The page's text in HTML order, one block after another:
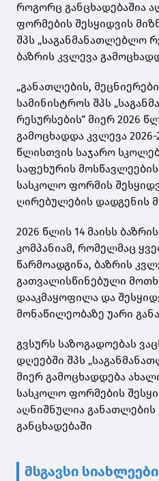
როგორც განცხადებაშია
ფორმების შესყიდვის
შპს „საგანმანათლებლო
ბაზრის კვლევა
„განათლების,
სამინისტროს შპს
რესურსების“ მიერ 2026
გამოცხადდა კვლევა
წლისთვის საჯარო
საფეხურის
სასკოლო ფორმის
ღირებულების დადგენის
2026 წლის 14 მაისს
კომპანიამ, რომელმაც
წარმოადგინა, ბაზრის
გათვალისწინებული
დააკმაყოფილა და
მონაწილეობაზე უარი
გვსურს საზოგადოებას
დღეებში შპს
მიერ გამოცხადდება
სასკოლო ფორმების
აღნიშნულია განათლების
განცხადებაში
მსგავსი სიახლეები